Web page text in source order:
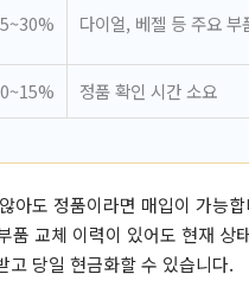
다이얼, 베젤 등 주요 부
정품 확인 시간 소요
아도 정품이라면 매입이 가능
품 교체 이력이 있어도 현재 상
고 당일 현금화할 수 있습니다.